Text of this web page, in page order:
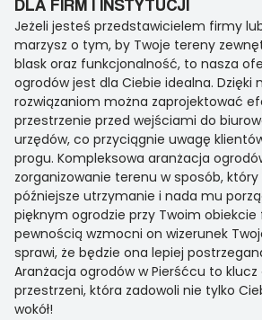
DLA FIRM I INSTYTUCJI
Jeżeli jesteś przedstawicielem firmy
marzysz o tym, by Twoje tereny
blask oraz funkcjonalność, to nasza
ogrodów jest dla Ciebie idealna. Dzięki
rozwiązaniom można zaprojektować
przestrzenie przed wejściami do
urzędów, co przyciągnie uwagę
progu. Kompleksowa aranżacja
zorganizowanie terenu w sposób, który
późniejsze utrzymanie i nada mu
pięknym ogrodzie przy Twoim
pewnością wzmocni on wizerunek
sprawi, że będzie ona lepiej
Aranżacja ogrodów w Pierśćcu to
przestrzeni, która zadowoli nie tylko
wokół!